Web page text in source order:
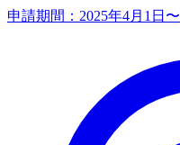
申請期間： 2025年4月1日〜